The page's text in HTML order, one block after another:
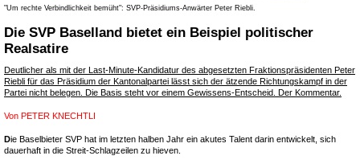
"Um rechte Verbindlichkeit bemüht": SVP-Präsidiums-Anwärter Peter Riebli.
Die SVP Baselland bietet ein Beispiel politischer
Realsatire
Deutlicher als mit der Last-Minute-Kandidatur des abgesetzten Fraktionspräsidenten Peter
Riebli für das Präsidium der Kantonalpartei lässt sich der ätzende Richtungskampf in der
Partei nicht belegen. Die Basis steht vor einem Gewissens-Entscheid. Der Kommentar.
Von PETER KNECHTLI
Die Baselbieter SVP hat im letzten halben Jahr ein akutes Talent darin entwickelt, sich
dauerhaft in die Streit-Schlagzeilen zu hieven.